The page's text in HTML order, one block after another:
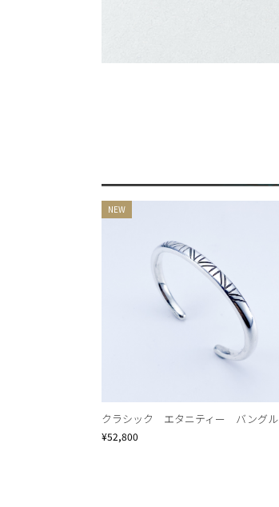
クラシック エタニティー バングル
¥52,800